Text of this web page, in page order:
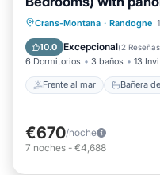
Crans-Montana · Randogne
10.0 Excepcional(2 Reseñas
6 Dormitorios 3 baños 13
Frente al mar Bañera
Frente al mar
Esquí
€670/noche
7 noches - €4,688